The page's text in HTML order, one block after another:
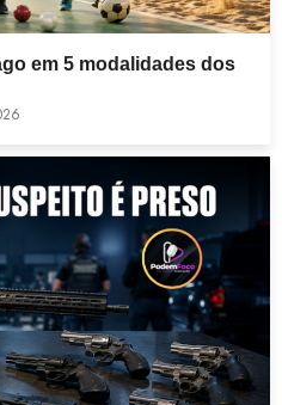
em 5 modalidades dos